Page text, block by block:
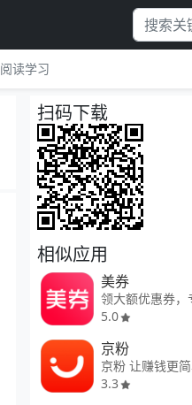
阅读学习
扫码下载
相似应用
美券
5.0
京粉
京粉 让赚钱更
3.3